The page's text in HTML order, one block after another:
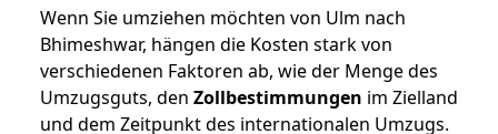
Wenn Sie umziehen möchten von Ulm nach
Bhimeshwar, hängen die Kosten stark von
verschiedenen Faktoren ab, wie der Menge des
Umzugsguts, den Zollbestimmungen im Zielland
und dem Zeitpunkt des internationalen Umzugs.